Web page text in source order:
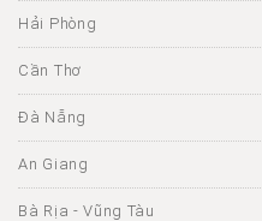
Hải Phòng
Cần Thơ
Đà Nẵng
An Giang
Bà Rịa - Vũng Tàu